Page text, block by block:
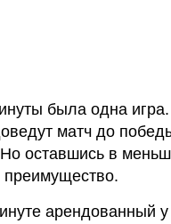
была одна игра.
матч до
оставшись в
арендованный у